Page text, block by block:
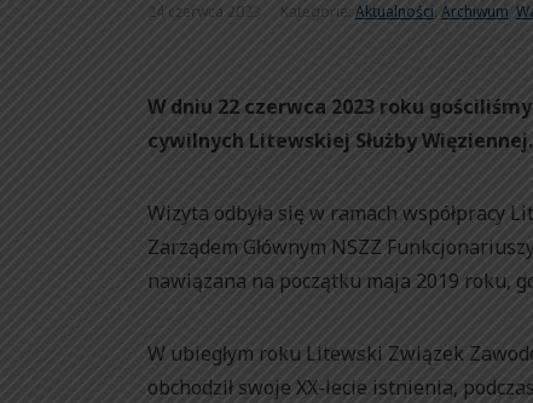
24 czerwca 2023 Kategorie: Aktualności, Archiwum
W dniu 22 czerwca 2023 roku
cywilnych Litewskiej Służby Więziennej.
Wizyta odbyła się w ramach współpracy
Zarządem Głównym NSZZ
nawiązana na początku maja 2019 roku,
W ubiegłym roku Litewski Związek
obchodził swoje XX-lecie istnienia,